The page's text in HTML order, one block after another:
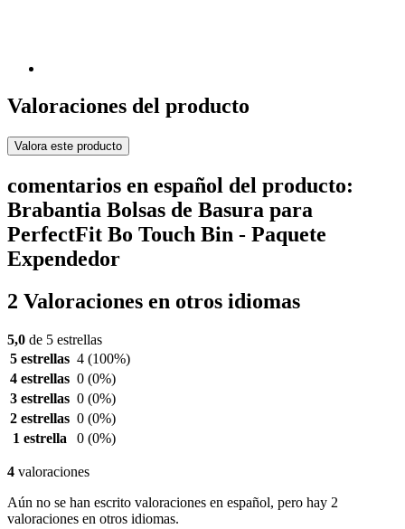
Valoraciones del producto
Valora este producto
comentarios en español del producto:
Brabantia Bolsas de Basura para
PerfectFit Bo Touch Bin - Paquete
Expendedor
2 Valoraciones en otros idiomas
5,0 de 5 estrellas
5 estrellas 4 (100%)
4 estrellas 0 (0%)
3 estrellas 0 (0%)
2 estrellas 0 (0%)
1 estrella
0 (0%)
4 valoraciones
Aún no se han escrito valoraciones en español, pero hay 2
valoraciones en otros idiomas.